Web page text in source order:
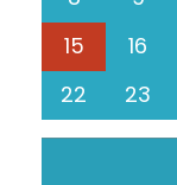
15
16
22
23